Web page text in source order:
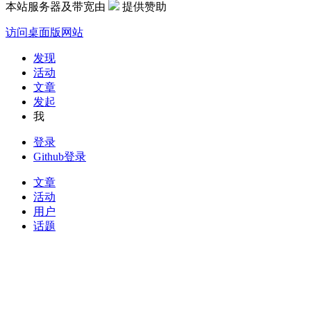
本站服务器及带宽由 提供赞助
访问桌面版网站
发现
活动
文章
发起
我
登录
Github登录
文章
活动
用户
话题